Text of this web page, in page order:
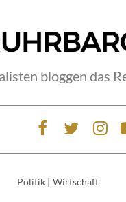
bloggen das
Politik | Wirtschaft